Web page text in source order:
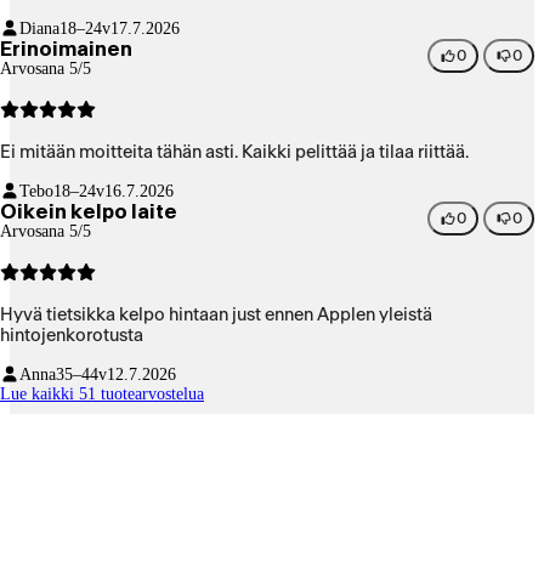
Diana18–24v17.7.2026
Erinoimainen
Arvosana 5/5
0 0
Ei mitään moitteita tähän asti. Kaikki pelittää ja tilaa riittää.
Tebo18–24v16.7.2026
Oikein kelpo laite
Arvosana 5/5
0 0
Hyvä tietsikka kelpo hintaan just ennen Applen yleistä
hintojenkorotusta
Anna35–44v12.7.2026
Lue kaikki 51 tuotearvostelua